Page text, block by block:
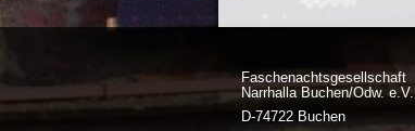
Faschenachtsgesellschaft
Narrhalla Buchen/Odw. e.V.
D-74722 Buchen